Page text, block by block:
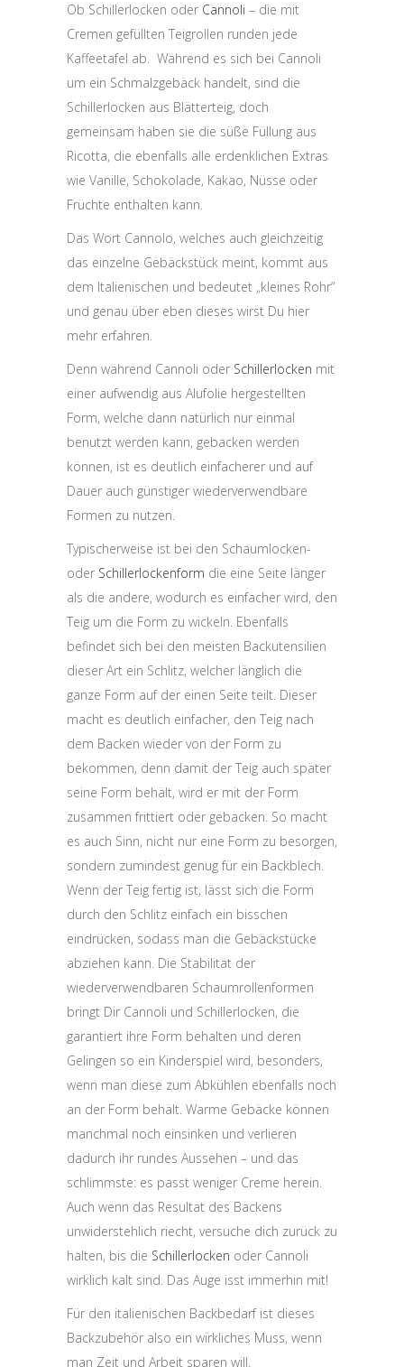
Ob Schillerlocken oder Cannoli – die mit
Cremen gefüllten Teigrollen runden jede
Kaffeetafel ab. Während es sich bei Cannoli
um ein Schmalzgebäck handelt, sind die
Schillerlocken aus Blätterteig, doch
gemeinsam haben sie die süße Füllung aus
Ricotta, die ebenfalls alle erdenklichen Extras
wie Vanille, Schokolade, Kakao, Nüsse oder
Früchte enthalten kann.
Das Wort Cannolo, welches auch gleichzeitig
das einzelne Gebäckstück meint, kommt aus
dem Italienischen und bedeutet „kleines Rohr“
und genau über eben dieses wirst Du hier
mehr erfahren.
Denn während Cannoli oder Schillerlocken mit
einer aufwendig aus Alufolie hergestellten
Form, welche dann natürlich nur einmal
benutzt werden kann, gebacken werden
können, ist es deutlich einfacherer und auf
Dauer auch günstiger wiederverwendbare
Formen zu nutzen.
Typischerweise ist bei den Schaumlocken-
oder Schillerlockenform die eine Seite länger
als die andere, wodurch es einfacher wird, den
Teig um die Form zu wickeln. Ebenfalls
befindet sich bei den meisten Backutensilien
dieser Art ein Schlitz, welcher länglich die
ganze Form auf der einen Seite teilt. Dieser
macht es deutlich einfacher, den Teig nach
dem Backen wieder von der Form zu
bekommen, denn damit der Teig auch später
seine Form behält, wird er mit der Form
zusammen frittiert oder gebacken. So macht
es auch Sinn, nicht nur eine Form zu besorgen,
sondern zumindest genug für ein Backblech.
Wenn der Teig fertig ist, lässt sich die Form
durch den Schlitz einfach ein bisschen
eindrücken, sodass man die Gebäckstücke
abziehen kann. Die Stabilität der
wiederverwendbaren Schaumrollenformen
bringt Dir Cannoli und Schillerlocken, die
garantiert ihre Form behalten und deren
Gelingen so ein Kinderspiel wird, besonders,
wenn man diese zum Abkühlen ebenfalls noch
an der Form behält. Warme Gebäcke können
manchmal noch einsinken und verlieren
dadurch ihr rundes Aussehen – und das
schlimmste: es passt weniger Creme herein.
Auch wenn das Resultat des Backens
unwiderstehlich riecht, versuche dich zurück zu
halten, bis die Schillerlocken oder Cannoli
wirklich kalt sind. Das Auge isst immerhin mit!
Für den italienischen Backbedarf ist dieses
Backzubehör also ein wirkliches Muss, wenn
man Zeit und Arbeit sparen will.